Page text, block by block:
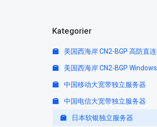
Kategorier
美国西海岸 CN2-BGP 高防直连
美国西海岸 CN2-BGP Windows
中国移动大宽带独立服务器
中国电信大宽带独立服务器
日本软银独立服务器